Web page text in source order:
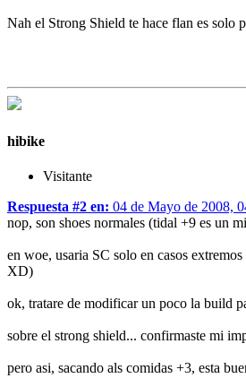
Nah el Strong Shield te hace flan es solo
hibike
Visitante
Respuesta #2 en: 04 de Mayo de 2008,
nop, son shoes normales (tidal +9 es un
en woe, usaria SC solo en casos
XD)
ok, tratare de modificar un poco la build
sobre el strong shield... confirmaste mi
pero asi, sacando als comidas +3, esta